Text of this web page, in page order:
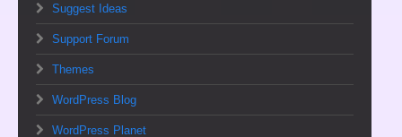
Suggest Ideas
Support Forum
Themes
WordPress Blog
WordPress Planet